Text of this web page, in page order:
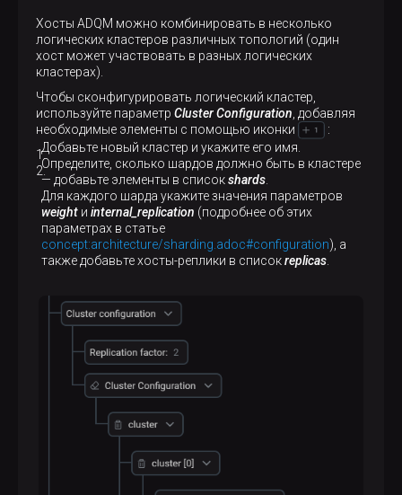
Хосты ADQM можно комбинировать в несколько
логических кластеров различных топологий (один
хост может участвовать в разных логических
кластерах).
Чтобы сконфигурировать логический кластер,
используйте параметр Cluster Configuration , добавляя
необходимые элементы с помощью иконки
:
Добавьте новый кластер и укажите его имя.
Определите, сколько шардов должно быть в кластере
— добавьте элементы в списокshards.
Для каждого шарда укажите значения параметров
weight и internal_replication (подробнее об этих
параметрах в статье
concept:architecture/sharding.adoc#configuration), а
также добавьте хосты-реплики в списокreplicas.